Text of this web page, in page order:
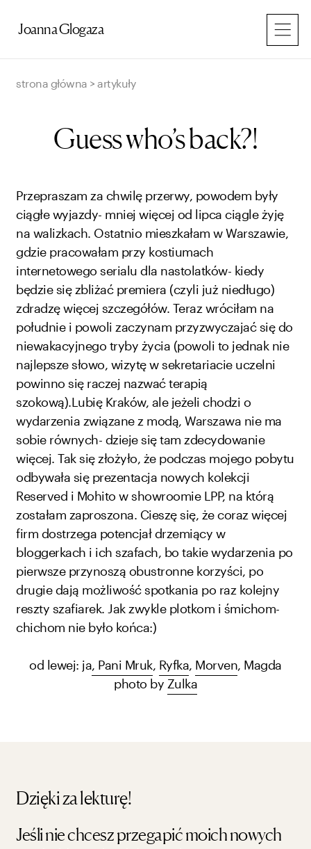
Joanna Glogaza
strona główna > artykuły
Guess who’s back?!
Przepraszam za chwilę przerwy, powodem były
ciągłe wyjazdy- mniej więcej od lipca ciągle żyję
na walizkach. Ostatnio mieszkałam w Warszawie,
gdzie pracowałam przy kostiumach
internetowego serialu dla nastolatków- kiedy
będzie się zbliżać premiera (czyli już niedługo)
zdradzę więcej szczegółów. Teraz wróciłam na
południe i powoli zaczynam przyzwyczajać się do
niewakacyjnego tryby życia (powoli to jednak nie
najlepsze słowo, wizytę w sekretariacie uczelni
powinno się raczej nazwać terapią
szokową).Lubię Kraków, ale jeżeli chodzi o
wydarzenia związane z modą, Warszawa nie ma
sobie równych- dzieje się tam zdecydowanie
więcej. Tak się złożyło, że podczas mojego pobytu
odbywała się prezentacja nowych kolekcji
Reserved i Mohito w showroomie LPP, na którą
zostałam zaproszona. Cieszę się, że coraz więcej
firm dostrzega potencjał drzemiący w
bloggerkach i ich szafach, bo takie wydarzenia po
pierwsze przynoszą obustronne korzyści, po
drugie dają możliwość spotkania po raz kolejny
reszty szafiarek. Jak zwykle plotkom i śmichom-
chichom nie było końca:)
od lewej: ja, Pani Mruk, Ryfka, Morven, Magda
photo by Zulka
Dzięki za lekturę!
Jeśli nie chcesz przegapić moich nowych